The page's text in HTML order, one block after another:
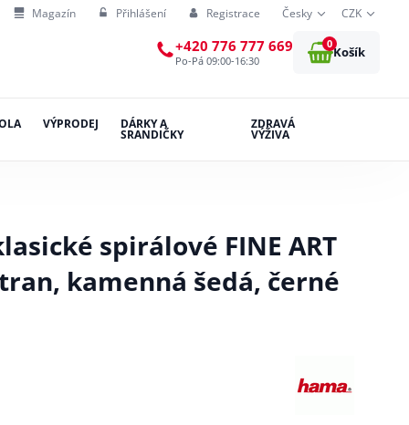
Magazín Přihlášení Registrace Česky CZK
+420 776 777 669
Po-Pá 09:00-16:30
0
Košík
VÝPRODEJ DÁRKY A
SRANDIČKY
ZDRAVÁ
VÝŽIVA
spirálové FINE ART
kamenná šedá, černé